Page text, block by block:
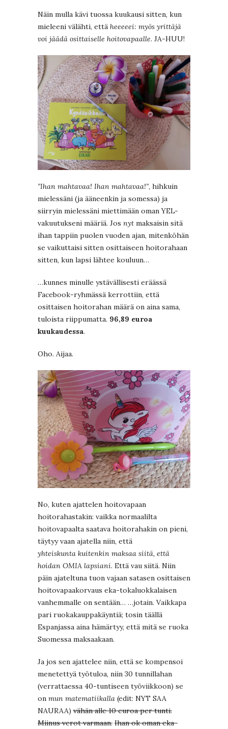
Näin mulla kävi tuossa kuukausi sitten, kun
mieleeni välähti, että heeeeei: myös yrittäjä
voi jäädä osittaiselle hoitovapaalle. JA-HUU!
”Ihan mahtavaa! Ihan mahtavaa!”, hihkuin
mielessäni (ja ääneenkin ja somessa) ja
siirryin mielessäni miettimään oman YEL-
vakuutukseni määriä. Jos nyt maksaisin sitä
ihan tappiin puolen vuoden ajan, mitenköhän
se vaikuttaisi sitten osittaiseen hoitorahaan
sitten, kun lapsi lähtee kouluun…
…kunnes minulle ystävällisesti eräässä
Facebook-ryhmässä kerrottiin, että
osittaisen hoitorahan määrä on aina sama,
tuloista riippumatta. 96,89 euroa
kuukaudessa.
Oho. Aijaa.
No, kuten ajattelen hoitovapaan
hoitorahastakin: vaikka normaalilta
hoitovapaalta saatava hoitorahakin on pieni,
täytyy vaan ajatella niin, että
yhteiskunta kuitenkin maksaa siitä, että
hoidan OMIA lapsiani. Että vau siitä. Niin
päin ajateltuna tuon vajaan satasen osittaisen
hoitovapaakorvaus eka-tokaluokkalaisen
vanhemmalle on sentään… …jotain. Vaikkapa
pari ruokakauppakäyntiä; tosin täällä
Espanjassa aina hämärtyy, että mitä se ruoka
Suomessa maksaakaan.
Ja jos sen ajattelee niin, että se kompensoi
menetettyä työtuloa, niin 30 tunnillahan
(verrattaessa 40-tuntiseen työviikkoon) se
on mun matematiikalla (edit: NYT SAA
NAURAA) vähän alle 10 euroa per tunti.
Miinus verot varmaan. Ihan ok oman eka-